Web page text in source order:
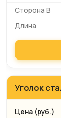
Уголок